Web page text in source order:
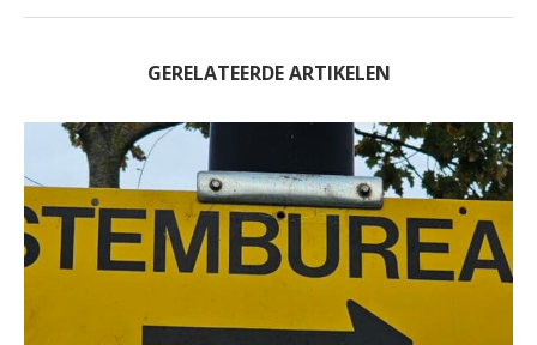
GERELATEERDE ARTIKELEN